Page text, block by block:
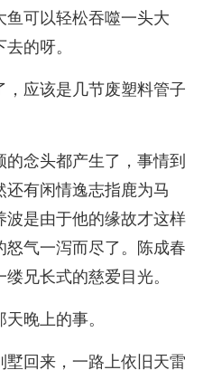
鱼可以轻松吞噬一头大
的呀。
，应该是几节废塑料管子
念头都产生了，事情到
有闲情逸志指鹿为马
波是由于他的缘故才这样
气一泻而尽了。陈成春
兄长式的慈爱目光。
晚上的事。
墅回来，一路上依旧天雷